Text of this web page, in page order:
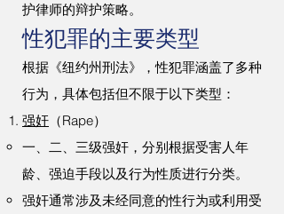
护律师的辩护策略。
性犯罪的主要类型
根据《纽约州刑法》，性犯罪涵盖了多种
行为，具体包括但不限于以下类型：
强奸 （Rape）
一、二、三级强奸，分别根据受害人年
龄、强迫手段以及行为性质进行分类。
强奸通常涉及未经同意的性行为或利用受